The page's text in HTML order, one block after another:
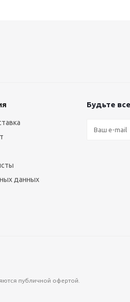
данных
Будьте
публичной офертой.